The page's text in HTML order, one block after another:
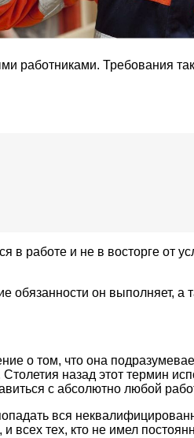
работниками. Требования
в работе и не в восторге от
обязанности он выполняет, а
о том, что она
Столетия назад этот термин
с абсолютно любой
вся
всех тех, кто не имел